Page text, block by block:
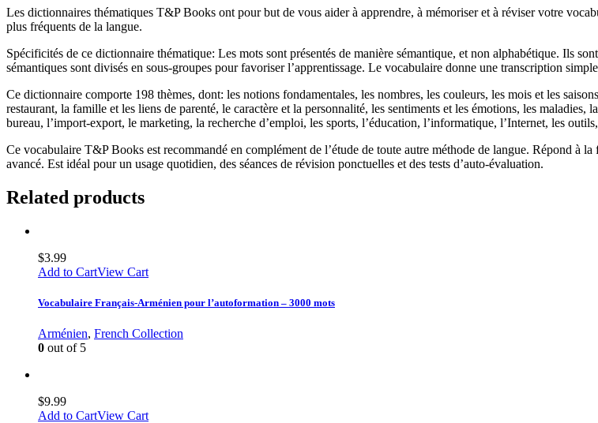
Les dictionnaires thématiques T&P Books ont pour but de vous aider à apprendre, à mémoriser et à réviser votre
plus fréquents de la langue.
Spécificités de ce dictionnaire thématique: Les mots sont présentés de manière sémantique, et non alphabétique. Ils
sémantiques sont divisés en sous-groupes pour favoriser l’apprentissage. Le vocabulaire donne une transcription
Ce dictionnaire comporte 198 thèmes, dont: les notions fondamentales, les nombres, les couleurs, les mois et les
restaurant, la famille et les liens de parenté, le caractère et la personnalité, les sentiments et les émotions, les
bureau, l’import-export, le marketing, la recherche d’emploi, les sports, l’éducation, l’informatique, l’Internet, les
Ce vocabulaire T&P Books est recommandé en complément de l’étude de toute autre méthode de langue. Répond à
avancé. Est idéal pour un usage quotidien, des séances de révision ponctuelles et des tests d’auto-évaluation.
Related products
$3.99
Add to CartView Cart
Vocabulaire Français-Arménien pour l’autoformation – 3000 mots
Arménien, French Collection
0 out of 5
$9.99
Add to CartView Cart